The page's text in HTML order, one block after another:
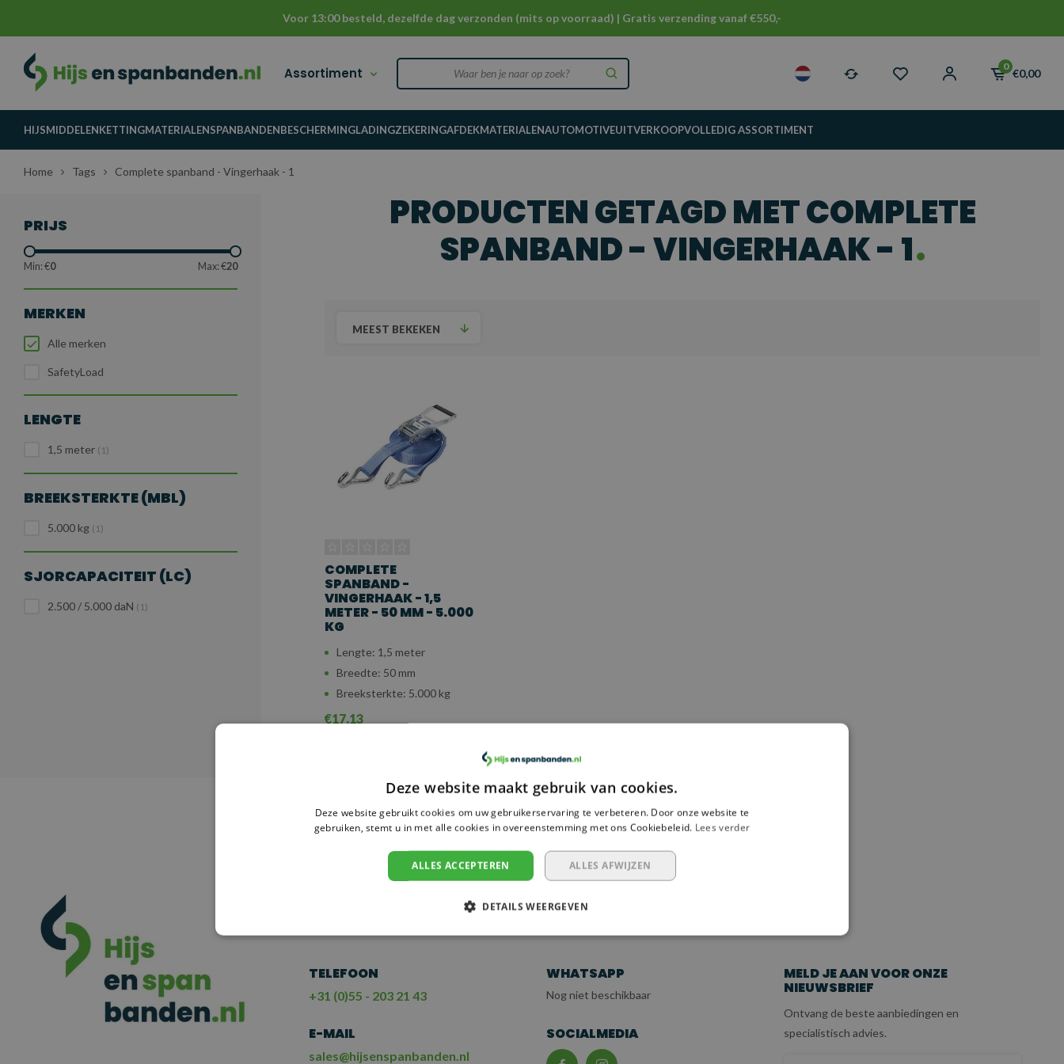
Voor 13:00 besteld, dezelfde dag verzonden (mits op voorraad) | Gratis verzending vanaf €550,-
Assortiment 0
€0,00
HIJSMIDDELENKETTINGMATERIALENSPANBANDENBESCHERMINGLADINGZEKERINGAFDEKMATERIALENAUTOMOTIVEUITVERKOOPVOLLEDIG ASSORTIMENT
Home Tags Complete spanband - Vingerhaak - 1
PRIJS
Min: €0 Max: €20
MERKEN
Alle merken
SafetyLoad
LENGTE
1,5 meter (1)
BREEKSTERKTE (MBL)
5.000 kg (1)
SJORCAPACITEIT (LC)
2.500 / 5.000 daN (1)
PRODUCTEN GETAGD MET COMPLETE
SPANBAND - VINGERHAAK - 1
MEEST BEKEKEN
COMPLETE
SPANBAND -
VINGERHAAK - 1,5
METER - 50 MM - 5.000
KG
Lengte: 1,5 meter
Breedte: 50 mm
Breeksterkte: 5.000 kg
€17,13
HULP NODIG?
NEEM CONTACT OP
MET ONZE KLANTENSERVICE
TELEFOON
+31 (0)55 - 203 21 43
WHATSAPP
Nog niet beschikbaar
E-MAIL
sales@hijsenspanbanden.nl
SOCIALMEDIA
MELD JE AAN VOOR ONZE
NIEUWSBRIEF
Ontvang de beste aanbiedingen en
specialistisch advies.
Deze website maakt gebruik van cookies.
Deze website gebruikt cookies om uw gebruikerservaring te verbeteren. Door onze website te
gebruiken, stemt u in met alle cookies in overeenstemming met ons Cookiebeleid. Lees verder
ALLES ACCEPTEREN ALLES AFWIJZEN
DETAILS WEERGEVEN